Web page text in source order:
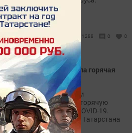
1288 0 0
режиме заработала горячая
COVID-19
с Министерством
и усилила горячую
Татарстана по COVID-19.
поручению Президента Татарстана